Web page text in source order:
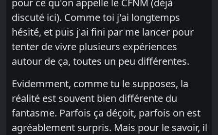
pour ce qu'on appelle le CFNM (déjà
discuté ici). Comme toi j'ai longtemps
hésité, et puis j'ai fini par me lancer pour
tenter de vivre plusieurs expériences
autour de ça, toutes un peu différentes.
Evidemment, comme tu le supposes, la
réalité est souvent bien différente du
fantasme. Parfois ça déçoit, parfois on est
agréablement surpris. Mais pour le savoir, il